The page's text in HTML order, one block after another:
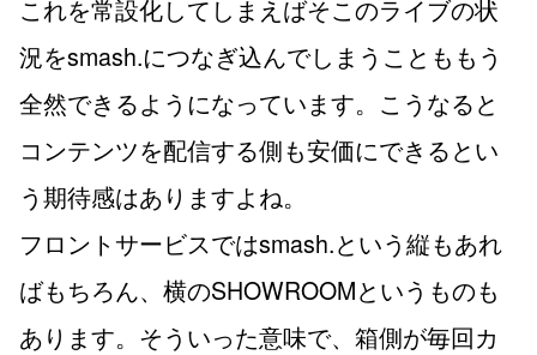
これを常設化してしまえばそこのライブの状
況をsmash.につなぎ込んでしまうことももう
全然できるようになっています。こうなると
コンテンツを配信する側も安価にできるとい
う期待感はありますよね。
フロントサービスではsmash.という縦もあれ
ばもちろん、横のSHOWROOMというものも
あります。そういった意味で、箱側が毎回カ